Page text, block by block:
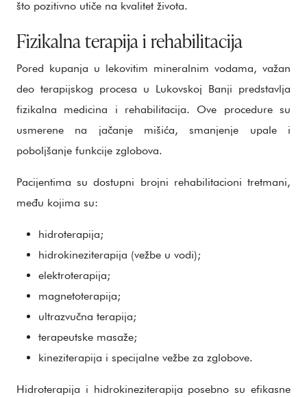
što pozitivno utiče na kvalitet života.
Fizikalna terapija i rehabilitacija
Pored kupanja u lekovitim mineralnim vodama, važan
deo terapijskog procesa u Lukovskoj Banji predstavlja
fizikalna medicina i rehabilitacija. Ove procedure su
usmerene na jačanje mišića, smanjenje upale i
poboljšanje funkcije zglobova.
Pacijentima su dostupni brojni rehabilitacioni tretmani,
među kojima su:
hidroterapija;
hidrokineziterapija (vežbe u vodi);
elektroterapija;
magnetoterapija;
ultrazvučna terapija;
terapeutske masaže;
kineziterapija i specijalne vežbe za zglobove.
Hidroterapija i hidrokineziterapija posebno su efikasne